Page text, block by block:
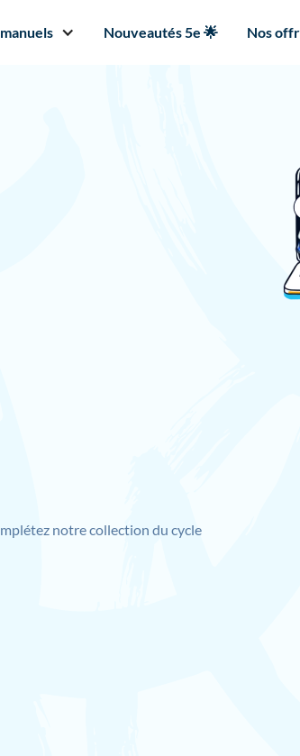
Nouveautés 5e 🌟 Nos
notre collection du cycle